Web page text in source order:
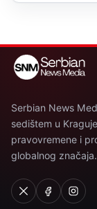
Serbian News
sedištem u
pravovremene i
globalnog značaja.